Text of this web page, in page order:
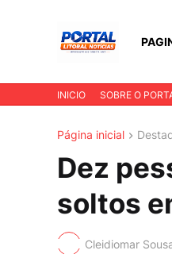
INICIO SOBRE O
Página inicial
Dez
soltos
Cleidiomar